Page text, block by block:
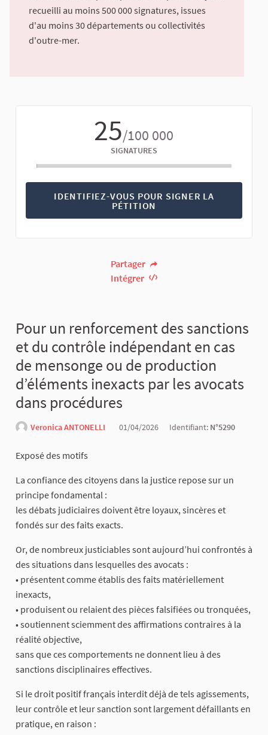
recueilli au moins 500 000 signatures, issues
d'au moins 30 départements ou collectivités
d'outre-mer.
25/100 000
SIGNATURES
IDENTIFIEZ-VOUS POUR SIGNER LA
PÉTITION
Partager
Intégrer
Pour un renforcement des sanctions
et du contrôle indépendant en cas
de mensonge ou de production
d’éléments inexacts par les avocats
dans procédures
Veronica ANTONELLI 01/04/2026 Identifiant: N°5290
Exposé des motifs
La confiance des citoyens dans la justice repose sur un
principe fondamental :
les débats judiciaires doivent être loyaux, sincères et
fondés sur des faits exacts.
Or, de nombreux justiciables sont aujourd’hui confrontés à
des situations dans lesquelles des avocats :
• présentent comme établis des faits matériellement
inexacts,
• produisent ou relaient des pièces falsifiées ou tronquées,
• soutiennent sciemment des affirmations contraires à la
réalité objective,
sans que ces comportements ne donnent lieu à des
sanctions disciplinaires effectives.
Si le droit positif français interdit déjà de tels agissements,
leur contrôle et leur sanction sont largement défaillants en
pratique, en raison :